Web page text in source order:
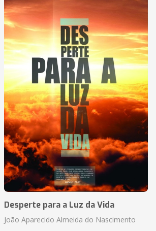
Desperte para a Luz da Vida
João Aparecido Almeida do Nascimento